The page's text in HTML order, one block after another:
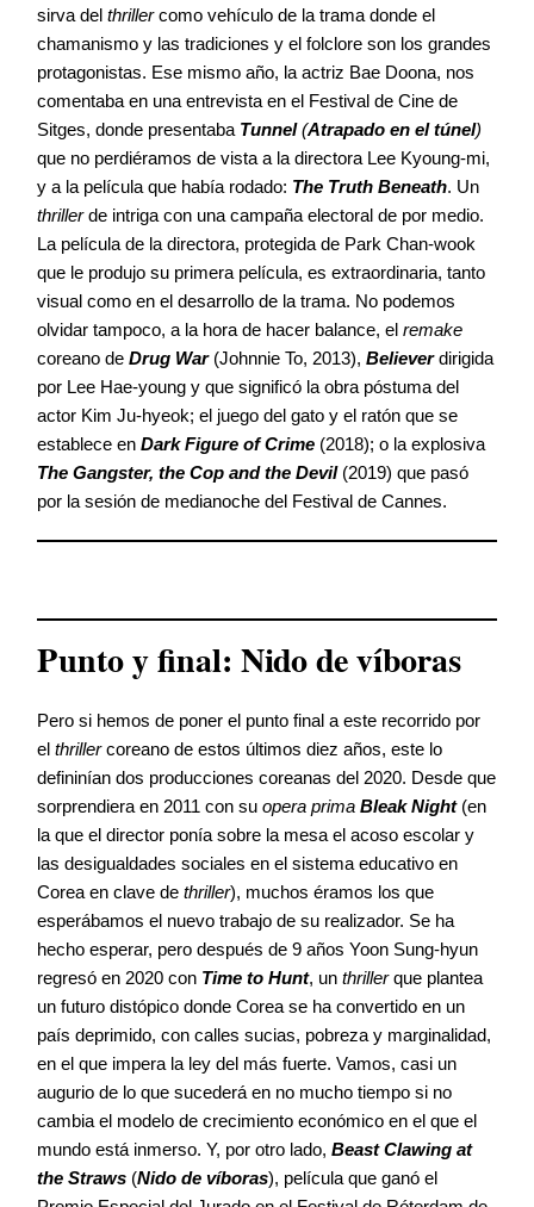
sirva del thrillercomo vehículo de la trama donde el
chamanismo y las tradiciones y el folclore son los grandes
protagonistas. Ese mismo año, la actriz Bae Doona, nos
comentaba en una entrevista en el Festival de Cine de
Sitges, donde presentaba Tunnel(Atrapado en el túnel)
que no perdiéramos de vista a la directora Lee Kyoung-mi,
y a la película que había rodado: The Truth Beneath. Un
thrillerde intriga con una campaña electoral de por medio.
La película de la directora, protegida de Park Chan-wook
que le produjo su primera película, es extraordinaria, tanto
visual como en el desarrollo de la trama. No podemos
olvidar tampoco, a la hora de hacer balance, el remake
coreano de Drug War(Johnnie To, 2013), Believerdirigida
por Lee Hae-young y que significó la obra póstuma del
actor Kim Ju-hyeok; el juego del gato y el ratón que se
establece en Dark Figure of Crime (2018); o la explosiva
The Gangster, the Cop and the Devil(2019) que pasó
por la sesión de medianoche del Festival de Cannes.
Punto y final: Nido de víboras
Pero si hemos de poner el punto final a este recorrido por
el thrillercoreano de estos últimos diez años, este lo
defininían dos producciones coreanas del 2020. Desde que
sorprendiera en 2011 con su opera prima Bleak Night(en
la que el director ponía sobre la mesa el acoso escolar y
las desigualdades sociales en el sistema educativo en
Corea en clave de thriller), muchos éramos los que
esperábamos el nuevo trabajo de su realizador. Se ha
hecho esperar, pero después de 9 años Yoon Sung-hyun
regresó en 2020 con Time to Hunt, un thrillerque plantea
un futuro distópico donde Corea se ha convertido en un
país deprimido, con calles sucias, pobreza y marginalidad,
en el que impera la ley del más fuerte. Vamos, casi un
augurio de lo que sucederá en no mucho tiempo si no
cambia el modelo de crecimiento económico en el que el
mundo está inmerso. Y, por otro lado, Beast Clawing at
the Straws (Nido de víboras), película que ganó el